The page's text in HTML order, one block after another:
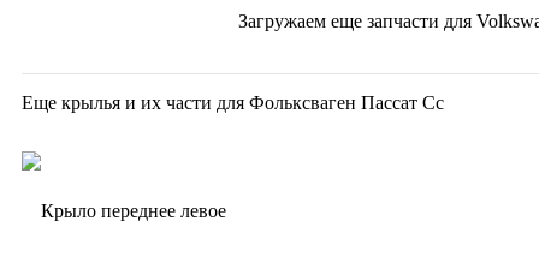
Загружаем еще запчасти для
Еще крылья и их части для Фольксваген Пассат Сс